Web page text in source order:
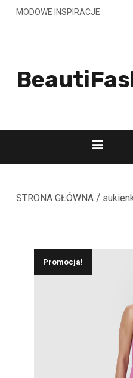
Skip
to
MODOWE INSPIRACJE
STRONA GŁÓWNA/
Promocja!